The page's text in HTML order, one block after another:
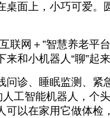
面上，小巧可爱。
网＋”智慧养老平
和小机器人“聊”起
诊、睡眠监测、紧
人工智能机器人，个
可以在家用它做体检